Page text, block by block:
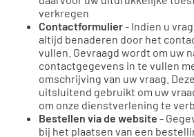
verkregen
Contactformulier- Indien u
altijd benaderen door het
vullen. Gevraagd wordt om uw
contactgegevens in te vullen
omschrijving van uw vraag.
uitsluitend gebruikt om uw
om onze dienstverlening te
Bestellen via de website -
bij het plaatsen van een